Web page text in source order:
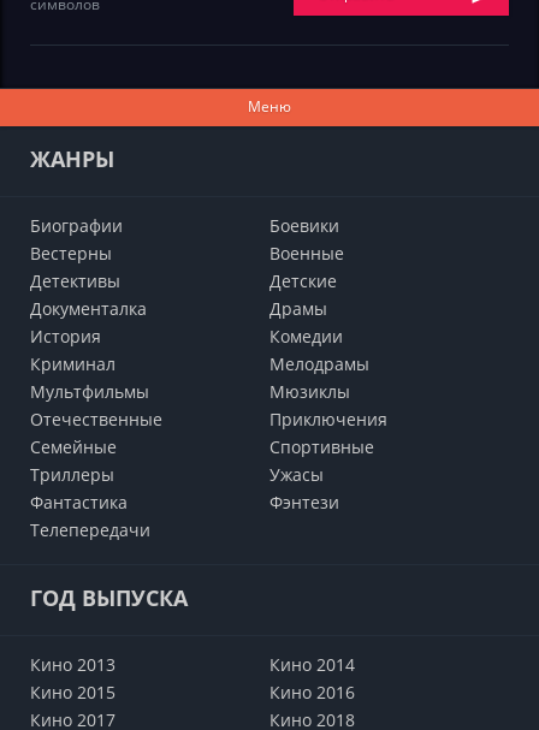
Меню
ЖАНРЫ
Биографии
Боевики
Вестерны
Военные
Детективы
Детские
Документалка
Драмы
История
Комедии
Криминал
Мелодрамы
Мультфильмы
Мюзиклы
Отечественные
Приключения
Семейные
Cпортивные
Триллеры
Ужасы
Фантастика
Фэнтези
Телепередачи
ГОД ВЫПУСКА
Кино 2013
Кино 2014
Кино 2015
Кино 2016
Кино 2017
Кино 2018